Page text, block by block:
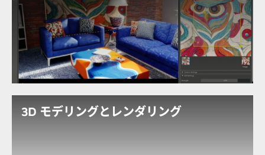
生成 AIを利用することで、あらゆる業界で生産性を上
げ、より没入感の高い体験を作り出すことができま
す。RTX 4500 は、計算負荷の高い AI ワークロードを
高速化し、前世代と比較して 1.5 倍の推論性能を実現
し、高品質の画像、動画、3D アセットを迅速に生成し
3D モデリングとレンダリング